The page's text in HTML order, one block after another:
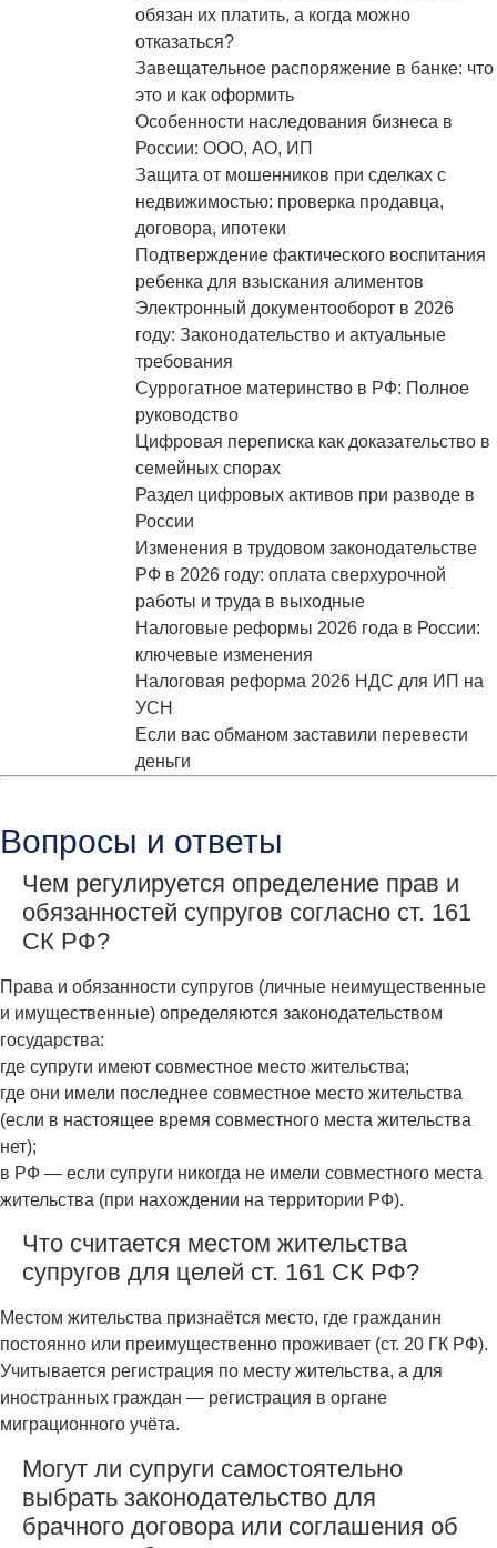
обязан их платить, а когда можно
отказаться?
Завещательное распоряжение в банке: что
это и как оформить
Особенности наследования бизнеса в
России: ООО, АО, ИП
Защита от мошенников при сделках с
недвижимостью: проверка продавца,
договора, ипотеки
Подтверждение фактического воспитания
ребенка для взыскания алиментов
Электронный документооборот в 2026
году: Законодательство и актуальные
требования
Суррогатное материнство в РФ: Полное
руководство
Цифровая переписка как доказательство в
семейных спорах
Раздел цифровых активов при разводе в
России
Изменения в трудовом законодательстве
РФ в 2026 году: оплата сверхурочной
работы и труда в выходные
Налоговые реформы 2026 года в России:
ключевые изменения
Налоговая реформа 2026 НДС для ИП на
УСН
Если вас обманом заставили перевести
деньги
Вопросы и ответы
Чем регулируется определение прав и
обязанностей супругов согласно ст. 161
СК РФ?
Права и обязанности супругов (личные неимущественные
и имущественные) определяются законодательством
государства:
где супруги имеют совместное место жительства;
где они имели последнее совместное место жительства
(если в настоящее время совместного места жительства
нет);
в РФ — если супруги никогда не имели совместного места
жительства (при нахождении на территории РФ).
Что считается местом жительства
супругов для целей ст. 161 СК РФ?
Местом жительства признаётся место, где гражданин
постоянно или преимущественно проживает (ст. 20 ГК РФ).
Учитывается регистрация по месту жительства, а для
иностранных граждан — регистрация в органе
миграционного учёта.
Могут ли супруги самостоятельно
выбрать законодательство для
брачного договора или соглашения об